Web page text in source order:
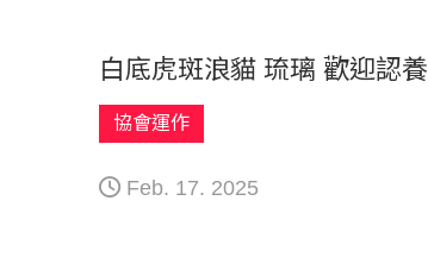
白底虎斑浪貓 琉璃 歡迎認養
協會運作
Feb. 17. 2025